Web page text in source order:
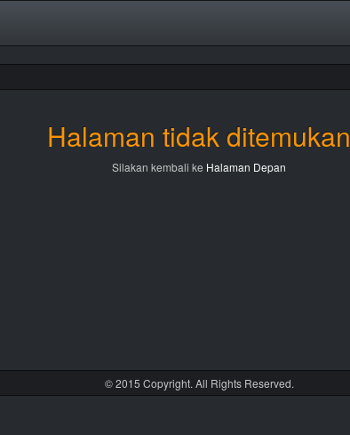
Halaman tidak ditemukan
Silakan kembali ke Halaman Depan
© 2015 Copyright. All Rights Reserved.